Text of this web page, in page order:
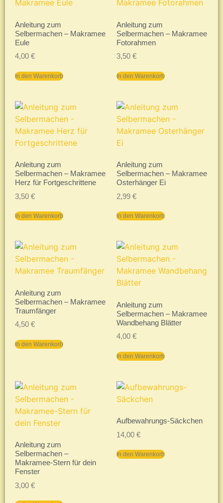
Anleitung zum
Selbermachen – Makramee
Eule
4,00 €
In den Warenkorb
Anleitung zum
Selbermachen – Makramee
Fotorahmen
3,50 €
In den Warenkorb
Anleitung zum
Selbermachen – Makramee
Herz für Fortgeschrittene
3,50 €
In den Warenkorb
Anleitung zum
Selbermachen – Makramee
Osterhänger Ei
2,99 €
In den Warenkorb
Anleitung zum
Selbermachen – Makramee
Traumfänger
4,50 €
In den Warenkorb
Anleitung zum
Selbermachen – Makramee
Wandbehang Blätter
4,00 €
In den Warenkorb
Anleitung zum
Selbermachen –
Makramee-Stern für dein
Fenster
3,00 €
Aufbewahrungs-Säckchen
14,00 €
In den Warenkorb